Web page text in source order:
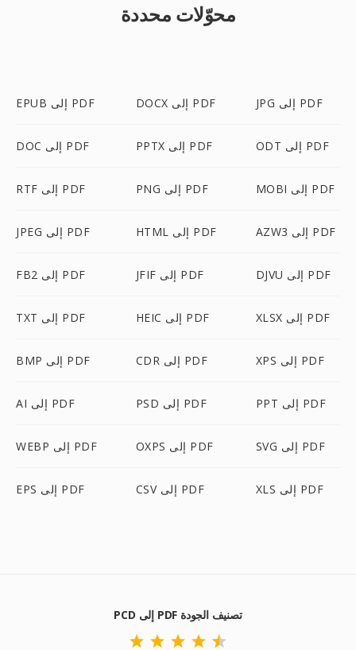
محوّلات محددة
EPUB إلى PDF DOCX إلى PDF JPG إلى PDF
DOC إلى PDF PPTX إلى PDF ODT إلى PDF
RTF إلى PDF PNG إلى PDF MOBI إلى PDF
JPEG إلى PDF HTML إلى PDF AZW3 إلى PDF
FB2 إلى PDF JFIF إلى PDF DJVU إلى PDF
TXT إلى PDF HEIC إلى PDF XLSX إلى PDF
BMP إلى PDF CDR إلى PDF XPS إلى PDF
AI إلى PDF PSD إلى PDF PPT إلى PDF
WEBP إلى PDF OXPS إلى PDF SVG إلى PDF
EPS إلى PDF CSV إلى PDF XLS إلى PDF
PCD إلى PDF تصنيف الجودة